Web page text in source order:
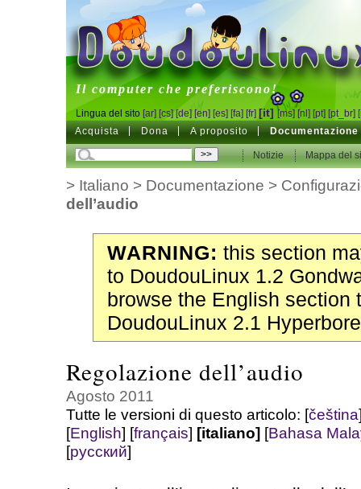
DoudouLinux
Il computer che preferiscono!
Lingua del sito [ar] [cs] [de] [en] [es] [fa] [fr] [it] [ms] [nl] [pt] [pt_br]
Acquista Dona A proposito Documentazione
Notizie Mappa del
> Italiano > Documentazione >
dell’audio
WARNING: this section
to DoudouLinux 1.2
browse the English section
DoudouLinux 2.1
Regolazione dell’audio
Agosto 2011
Tutte le versioni di questo articolo: [čeština
[English] [français] [italiano] [Bahasa
[русский]